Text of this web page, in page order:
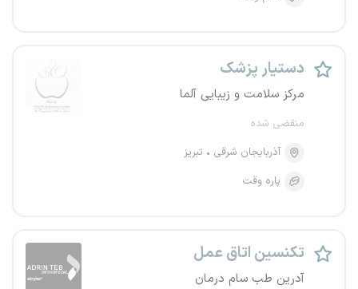
دستیار پزشک
مرکز سلامت و‌ زیبایی آلما
منقضی شده
آذربایجان شرقی
تبریز
پاره وقت
تکنسین اتاق عمل
آدرین طب سام درمان